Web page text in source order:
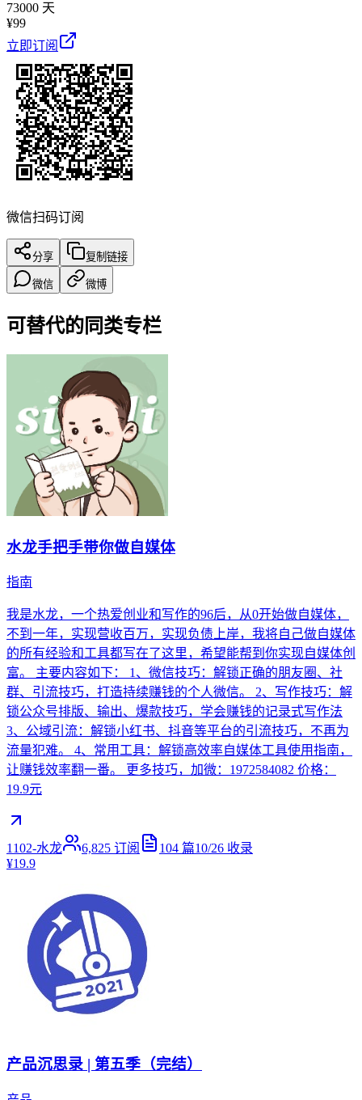
73000 天
¥99
立即订阅
微信扫码订阅
分享 复制链接
微信 微博
可替代的同类专栏
水龙手把手带你做自媒体
指南
我是水龙，一个热爱创业和写作的96后，从0开始做自媒体，
不到一年，实现营收百万，实现负债上岸，我将自己做自媒体
的所有经验和工具都写在了这里，希望能帮到你实现自媒体创
富。 主要内容如下： 1、微信技巧：解锁正确的朋友圈、社
群、引流技巧，打造持续赚钱的个人微信。 2、写作技巧：解
锁公众号排版、输出、爆款技巧，学会赚钱的记录式写作法
3、公域引流：解锁小红书、抖音等平台的引流技巧，不再为
流量犯难。 4、常用工具：解锁高效率自媒体工具使用指南，
让赚钱效率翻一番。 更多技巧，加微：1972584082 价格：
19.9元
1102-水龙 6,825 订阅 104 篇10/26 收录
¥19.9
产品沉思录 | 第五季（完结）